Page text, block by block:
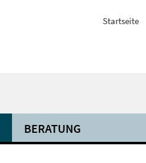
Startseite
BERATUNG